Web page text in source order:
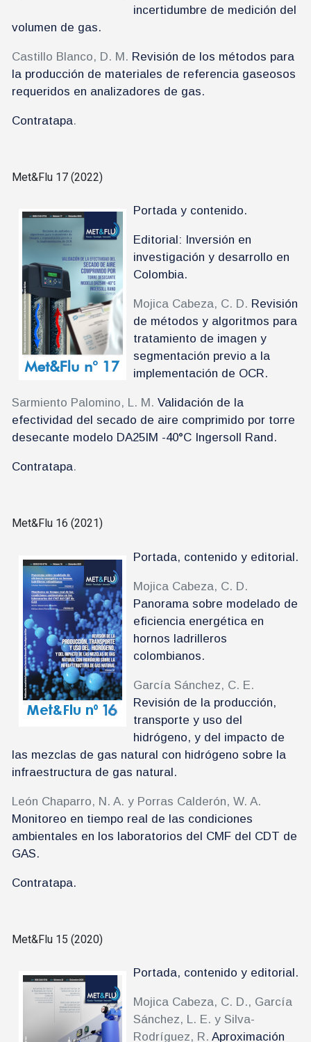
incertidumbre de medición del
volumen de gas.
Castillo Blanco, D. M. Revisión de los métodos para
la producción de materiales de referencia gaseosos
requeridos en analizadores de gas.
Contratapa.
Met&Flu 17 (2022)
Portada y contenido.
Editorial: Inversión en
investigación y desarrollo en
Colombia.
Mojica Cabeza, C. D. Revisión
de métodos y algoritmos para
tratamiento de imagen y
segmentación previo a la
implementación de OCR.
Sarmiento Palomino, L. M. Validación de la
efectividad del secado de aire comprimido por torre
desecante modelo DA25IM -40°C Ingersoll Rand.
Contratapa.
Met&Flu 16 (2021)
Portada, contenido y editorial.
Mojica Cabeza, C. D.
Panorama sobre modelado de
eficiencia energética en
hornos ladrilleros
colombianos.
García Sánchez, C. E.
Revisión de la producción,
transporte y uso del
hidrógeno, y del impacto de
las mezclas de gas natural con hidrógeno sobre la
infraestructura de gas natural.
León Chaparro, N. A. y Porras Calderón, W. A.
Monitoreo en tiempo real de las condiciones
ambientales en los laboratorios del CMF del CDT de
GAS.
Contratapa.
Met&Flu 15 (2020)
Portada, contenido y editorial.
Mojica Cabeza, C. D., García
Sánchez, L. E. y Silva-
Rodríguez, R. Aproximación